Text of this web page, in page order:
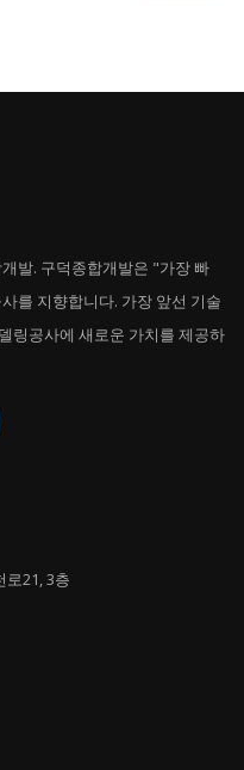
발. 구덕종합개발은 "가장 빠
를 지향합니다. 가장 앞선 기술
링공사에 새로운 가치를 제공하
로21, 3층